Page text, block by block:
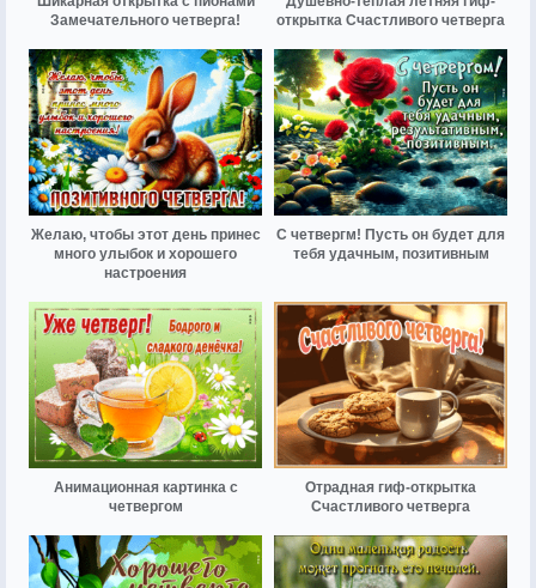
Замечательного четверга!
открытка Счастливого четверга
Желаю, чтобы этот день принес
много улыбок и хорошего
настроения
С четвергм! Пусть он будет для
тебя удачным, позитивным
Анимационная картинка с
четвергом
Отрадная гиф-открытка
Счастливого четверга